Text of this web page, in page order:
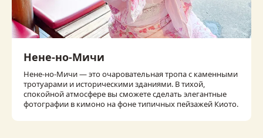
Нене-но-Мичи
Нене-но-Мичи — это очаровательная тропа с каменными
тротуарами и историческими зданиями. В тихой,
спокойной атмосфере вы сможете сделать элегантные
фотографии в кимоно на фоне типичных пейзажей Киото.